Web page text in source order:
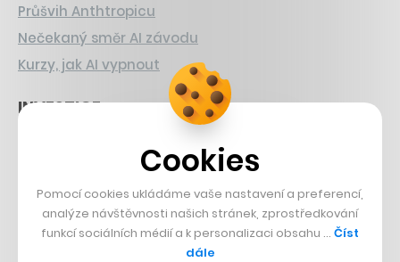
Průšvih Anthtropicu
Nečekaný směr AI závodu
Kurzy, jak AI vypnout
INVESTICE
Burzovní eldorádo
PŘÍBĚHY Z GASTRA
Cookies
Pomocí cookies ukládáme vaše nastavení a preferencí,
analýze návštěvnosti našich stránek, zprostředkování
funkcí sociálních médií a k personalizaci obsahu … Číst
dále